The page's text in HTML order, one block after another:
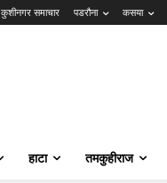
कुशीनगर समाचार पडरौना कसया
हाटा तमकुहीराज